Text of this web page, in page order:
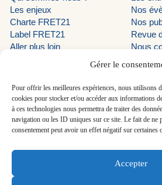
Gérer le
Pour offrir les meilleures expériences, nous utilisons
cookies pour stocker et/ou accéder aux informations
à ces technologies nous permettra de traiter des
navigation ou les ID uniques sur ce site. Le fait de ne
consentement peut avoir un effet négatif sur certaines
Accepter
Les enjeux
Charte FRET21
Label FRET21
Aller plus loin
Nos
Nos
Revue
Nous
LinkedIn programme EVE
LinkedIn AUTF
LinkedIn FRET21
En savoir plus
Découvrir le programme EVE